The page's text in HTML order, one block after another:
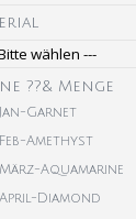
??& Menge
Jan-Garnet
Feb-Amethyst
März-Aquamarine
April-Diamond